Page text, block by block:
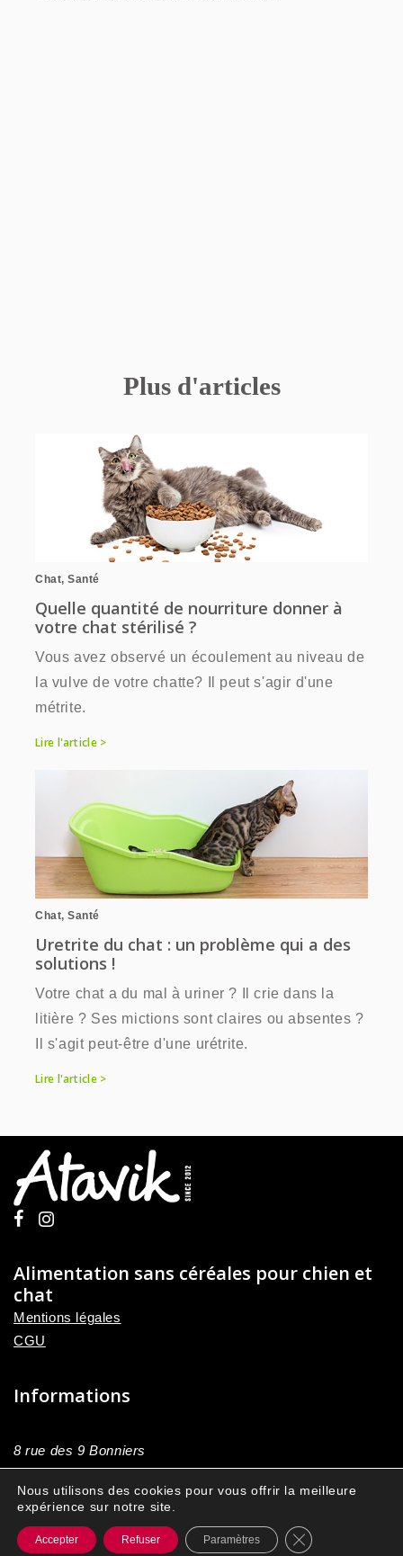
Plus d'articles
Chat, Santé
Quelle quantité de nourriture donner à
votre chat stérilisé ?
Vous avez observé un écoulement au niveau de
la vulve de votre chatte? Il peut s'agir d'une
métrite.
Lire l'article >
Chat, Santé
Uretrite du chat : un problème qui a des
solutions !
Votre chat a du mal à uriner ? Il crie dans la
litière ? Ses mictions sont claires ou absentes ?
Il s'agit peut-être d'une urétrite.
Lire l'article >
Alimentation sans céréales pour chien et
chat
Mentions légales
CGU
Informations
8 rue des 9 Bonniers
59178, Brillon
France Métropolitaine
Contactez-nous
Nous utilisons des cookies pour vous offrir la meilleure
expérience sur notre site.
Accepter Refuser Paramètres Fermer la